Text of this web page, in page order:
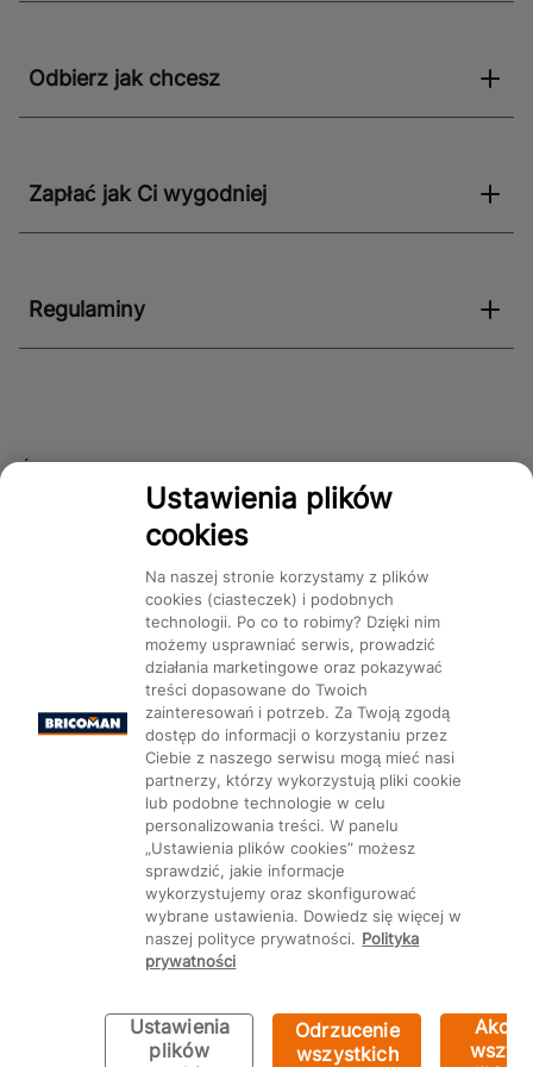
Odbierz jak chcesz
Zapłać jak Ci wygodniej
Regulaminy
Śledź nas!
Mapa Strony: Kategorie Produkty Marki CMS
Ustawienia plików cookie
Ustawienia plików
cookies
Na naszej stronie korzystamy z plików
cookies (ciasteczek) i podobnych
technologii. Po co to robimy? Dzięki nim
możemy usprawniać serwis, prowadzić
działania marketingowe oraz pokazywać
treści dopasowane do Twoich
zainteresowań i potrzeb. Za Twoją zgodą
dostęp do informacji o korzystaniu przez
Ciebie z naszego serwisu mogą mieć nasi
partnerzy, którzy wykorzystują pliki cookie
lub podobne technologie w celu
personalizowania treści. W panelu
„Ustawienia plików cookies” możesz
sprawdzić, jakie informacje
wykorzystujemy oraz skonfigurować
wybrane ustawienia. Dowiedz się więcej w
naszej polityce prywatności. Polityka
prywatności
Ustawienia
plików
Odrzucenie
wszystkich